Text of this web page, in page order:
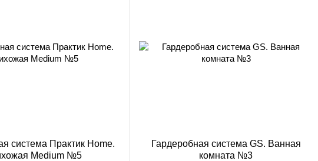
система Практик Home.
Medium №5
Гардеробная система GS. Ванная
комната №3